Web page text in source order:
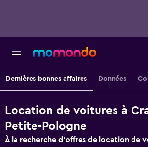
Dernières bonnes affaires Données
Location de voitures à
Petite-Pologne
À la recherche d'offres de location de